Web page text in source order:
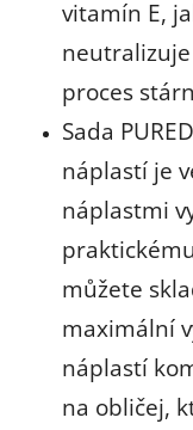
vitamín E,
proces
Sada
náplastí je
náplastmi
můžete
maximální
náplastí
na obličej,